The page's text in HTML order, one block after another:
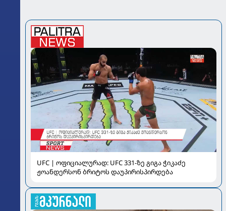
UFC | ოფიციალურად: UFC 331-ზე გიგა ჭიკაძე
ჟოანდერსონ ბრიტოს დაუპირისპირდება